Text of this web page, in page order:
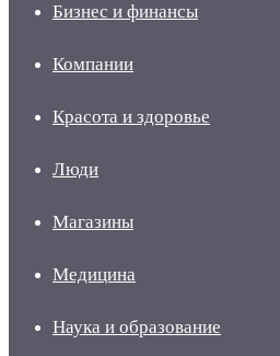
Бизнес и финансы
Компании
Красота и здоровье
Люди
Магазины
Медицина
Наука и образование